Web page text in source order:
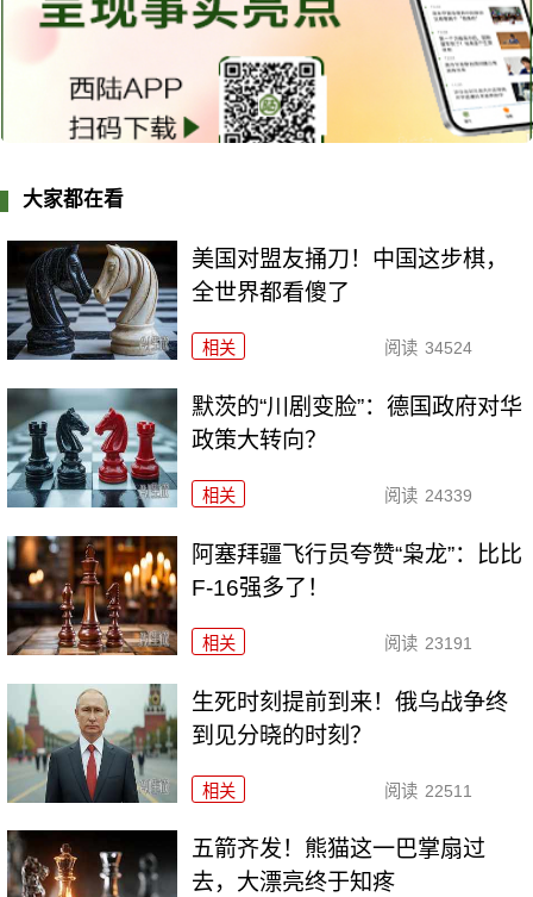
大家都在看
美国对盟友捅刀！中国这步棋，
全世界都看傻了
相关 阅读 34524
默茨的“川剧变脸”：德国政府对华
政策大转向？
相关 阅读 24339
阿塞拜疆飞行员夸赞“枭龙”：比比
F-16强多了！
相关 阅读 23191
生死时刻提前到来！俄乌战争终
到见分晓的时刻？
相关 阅读 22511
五箭齐发！熊猫这一巴掌扇过
去，大漂亮终于知疼